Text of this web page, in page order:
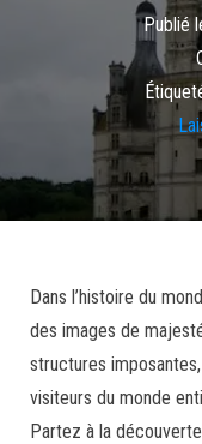
Publié
Dans l’histoire du
des images de
structures
visiteurs du monde
Partez à la